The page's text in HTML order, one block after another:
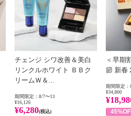
チェンジ シワ改善＆美白
リンクルホワイト ＢＢク
リームＷ＆...
期間限定：8/7〜13
¥16,126
¥6,280(税込)
＜早期
節 新春
期間限定：
¥34,800